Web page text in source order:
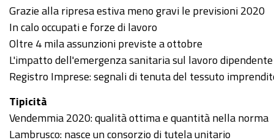
Grazie alla ripresa estiva meno gravi le previsioni 2020
In calo occupati e forze di lavoro
Oltre 4 mila assunzioni previste a ottobre
L'impatto dell'emergenza sanitaria sul lavoro dipendente
Registro Imprese: segnali di tenuta del tessuto
Tipicità
Vendemmia 2020: qualità ottima e quantità nella norma
Lambrusco: nasce un consorzio di tutela unitario